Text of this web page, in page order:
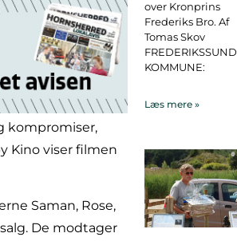
kompromiser,
Kino viser filmen
Saman, Rose,
De modtager
over Kronprins
Frederiks Bro. Af
Tomas Skov
FREDERIKSSUND
KOMMUNE:
Læs mere »